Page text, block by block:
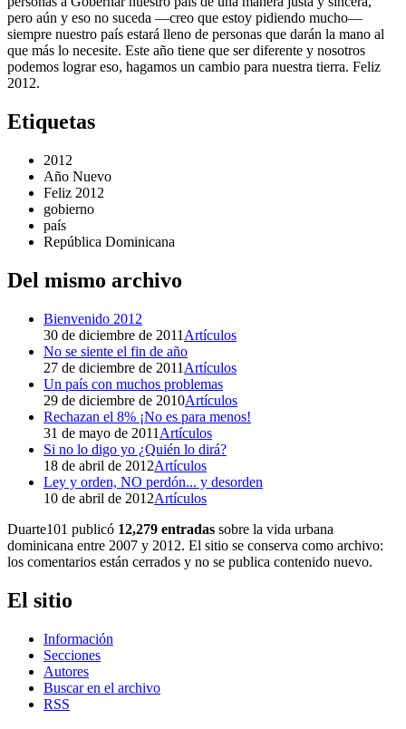
pero aún y eso no suceda —creo que estoy pidiendo mucho—
siempre nuestro país estará lleno de personas que darán la mano al
que más lo necesite. Este año tiene que ser diferente y nosotros
podemos lograr eso, hagamos un cambio para nuestra tierra. Feliz
2012.
Etiquetas
2012
Año Nuevo
Feliz 2012
gobierno
país
República Dominicana
Del mismo archivo
Bienvenido 2012
30 de diciembre de 2011 Artículos
No se siente el fin de año
27 de diciembre de 2011 Artículos
Un país con muchos problemas
29 de diciembre de 2010Artículos
Rechazan el 8% ¡No es para menos!
31 de mayo de 2011 Artículos
Si no lo digo yo ¿Quién lo dirá?
18 de abril de 2012Artículos
Ley y orden, NO perdón... y desorden
10 de abril de 2012Artículos
Duarte101 publicó 12,279 entradas sobre la vida urbana
dominicana entre 2007 y 2012. El sitio se conserva como archivo:
los comentarios están cerrados y no se publica contenido nuevo.
El sitio
Información
Secciones
Autores
Buscar en el archivo
RSS